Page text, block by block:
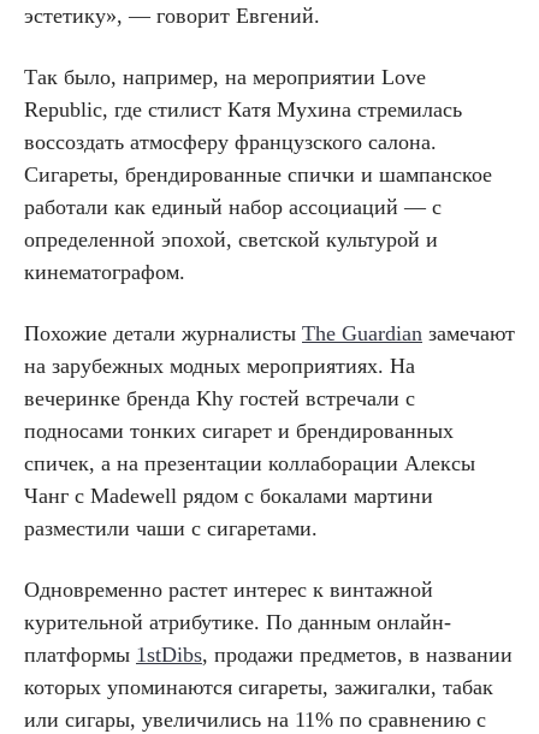
эстетику», — говорит Евгений.
Так было, например, на мероприятии Love
Republic, где стилист Катя Мухина стремилась
воссоздать атмосферу французского салона.
Сигареты, брендированные спички и шампанское
работали как единый набор ассоциаций — с
определенной эпохой, светской культурой и
кинематографом.
Похожие детали журналисты The Guardian замечают
на зарубежных модных мероприятиях. На
вечеринке бренда Khy гостей встречали с
подносами тонких сигарет и брендированных
спичек, а на презентации коллаборации Алексы
Чанг с Madewell рядом с бокалами мартини
разместили чаши с сигаретами.
Одновременно растет интерес к винтажной
курительной атрибутике. По данным онлайн-
платформы 1stDibs, продажи предметов, в названии
которых упоминаются сигареты, зажигалки, табак
или сигары, увеличились на 11% по сравнению с